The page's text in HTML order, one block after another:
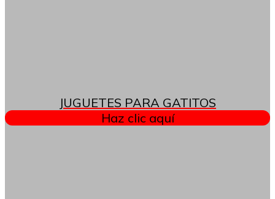
JUGUETES PARA GATITOS
Haz clic aquí